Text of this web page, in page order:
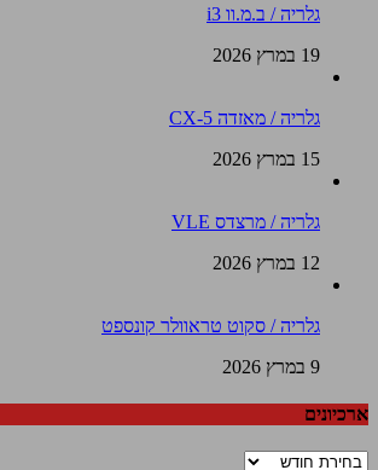
גלריה / ב.מ.וו i3
19 במרץ 2026
גלריה / מאזדה CX-5
15 במרץ 2026
גלריה / מרצדס VLE
12 במרץ 2026
גלריה / סקוט טראוולר קונספט
9 במרץ 2026
ארכיונים
ארכיונים